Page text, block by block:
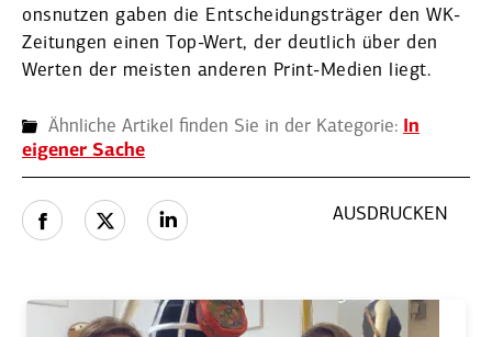
ons­nutzen gaben die Entschei­dungs­träger den WK-
Zeitungen einen Top-Wert, der deutlich über den
Werten der meisten anderen Print-Medien liegt.
Ähnliche Artikel finden Sie in der Kategorie: In
eigener Sache
AUSDRUCKEN